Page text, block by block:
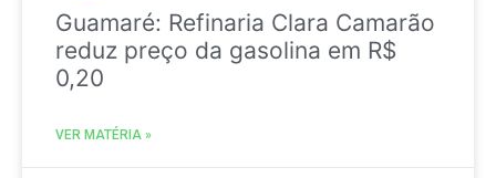
Guamaré: Refinaria Clara Camarão
reduz preço da gasolina em R$
0,20
VER MATÉRIA »